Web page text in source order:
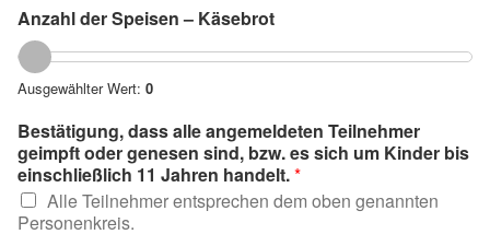
Anzahl der Speisen – Käsebrot
Ausgewählter Wert: 0
Bestätigung, dass alle angemeldeten Teilnehmer
geimpft oder genesen sind, bzw. es sich um Kinder bis
einschließlich 11 Jahren handelt.*
Alle Teilnehmer entsprechen dem oben genannten
Personenkreis.